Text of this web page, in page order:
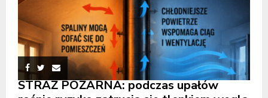
STRAŻ POŻARNA: podczas upałów